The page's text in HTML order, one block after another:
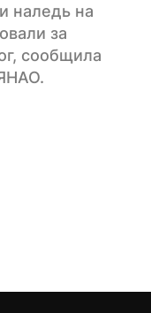
наледь на
за
сообщила